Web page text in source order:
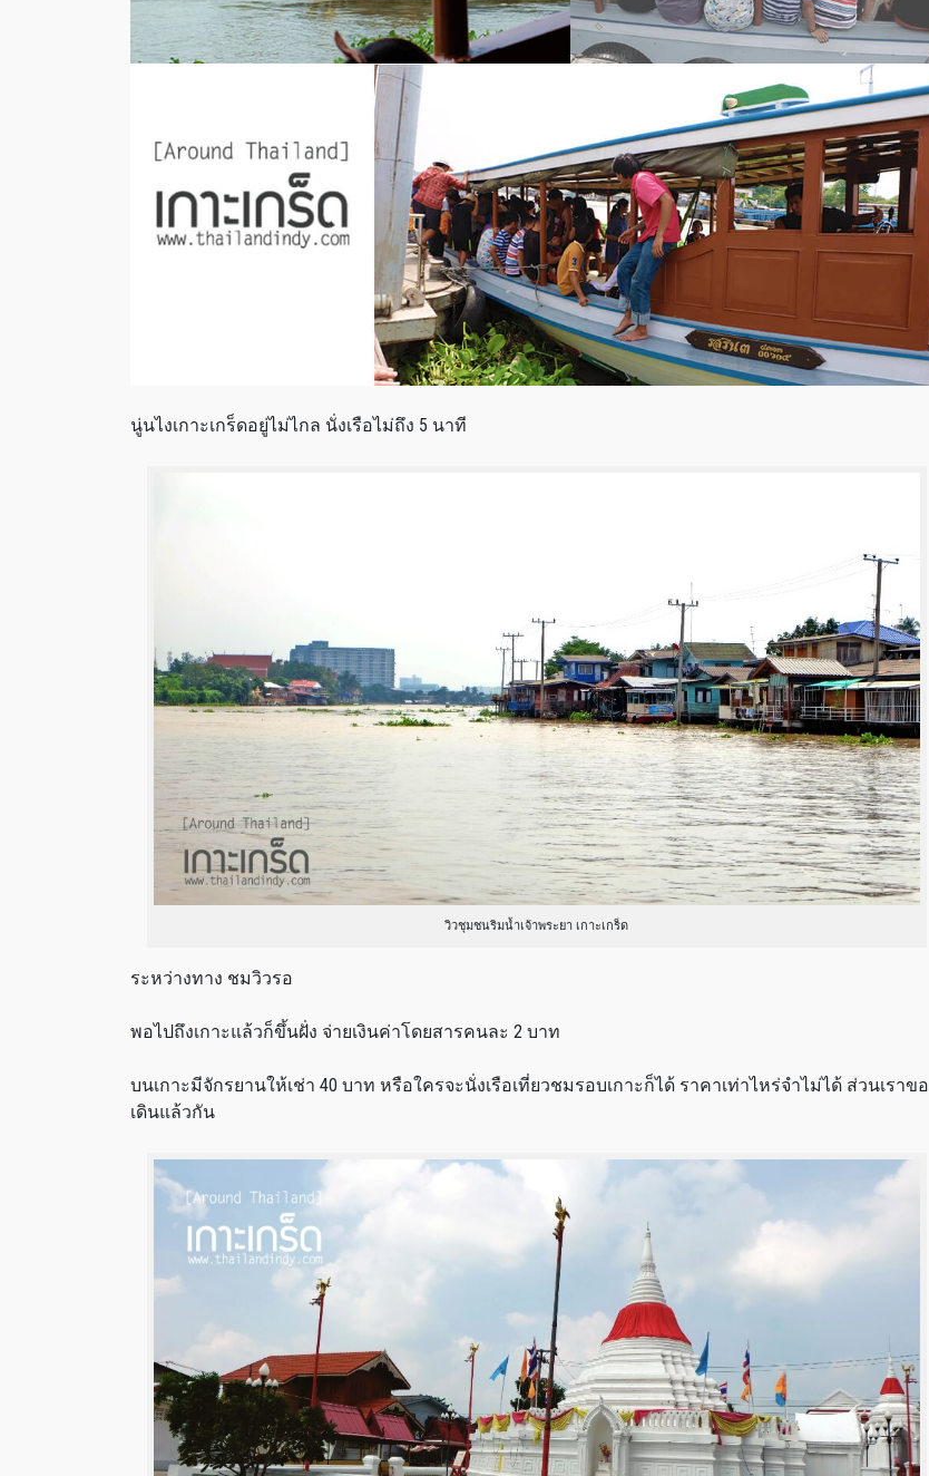
นู่นไงเกาะเกร็ดอยู่ไม่ไกล นั่งเรือไม่ถึง 5 นาที
วิวชุมชนริมน้ำเจ้าพระยา เกาะเกร็ด
ระหว่างทาง ชมวิวรอ
พอไปถึงเกาะแล้วก็ขึ้นฝั่ง จ่ายเงินค่าโดยสารคนละ 2 บาท
บนเกาะมีจักรยานให้เช่า 40 บาท หรือใครจะนั่งเรือเที่ยวชมรอบเกาะก็ได้ ราคาเท่าไหร่จำไม่ได้ ส่วนเราขอ
เดินแล้วกัน